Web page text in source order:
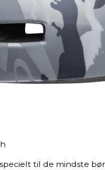
til de mindste